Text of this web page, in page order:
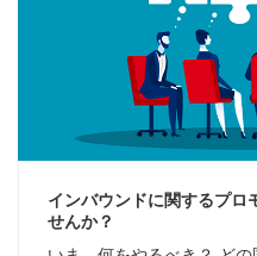
インバウンドに関するプロ
せんか？